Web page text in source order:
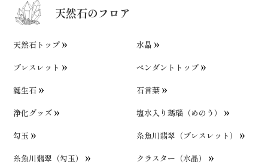
天然石のフロア
天然石トップ
水晶
ブレスレット
ペンダントトップ
誕生石
石言葉
浄化グッズ
塩水入り瑪瑙（めのう）
勾玉
糸魚川翡翠（ブレスレット）
糸魚川翡翠（勾玉）
クラスター（水晶）